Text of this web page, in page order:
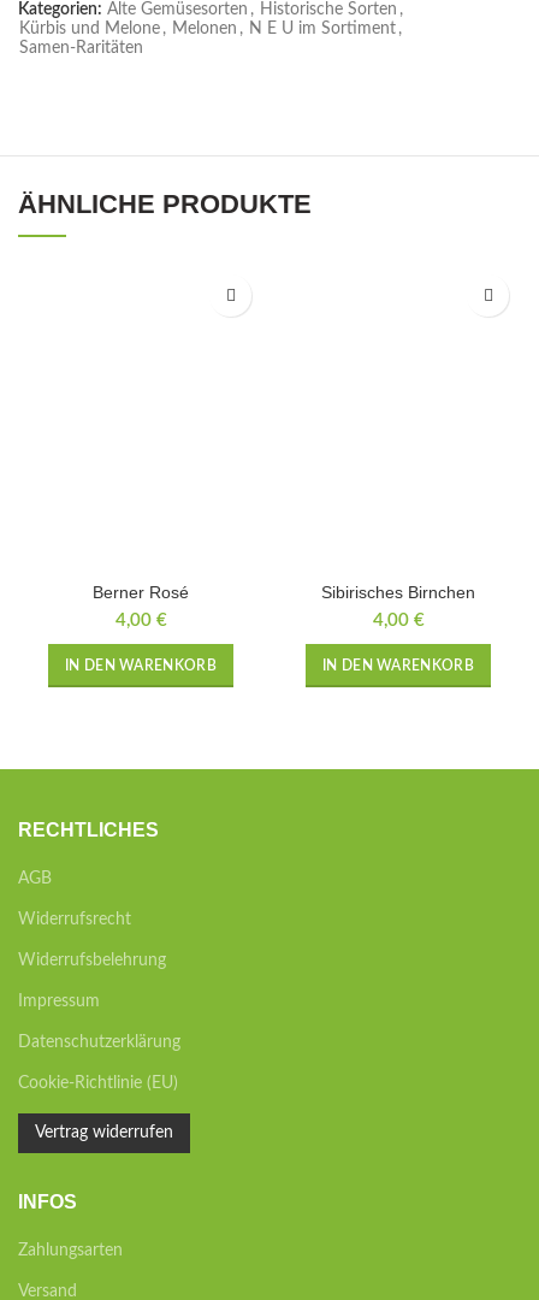
Kategorien: Alte Gemüsesorten , Historische Sorten ,
Kürbis und Melone , Melonen , N E U im Sortiment ,
Samen-Raritäten
ÄHNLICHE PRODUKTE
Berner Rosé
4,00 €
IN DEN WARENKORB
Sibirisches Birnchen
4,00 €
IN DEN WARENKORB
RECHTLICHES
AGB
Widerrufsrecht
Widerrufsbelehrung
Impressum
Datenschutzerklärung
Cookie-Richtlinie (EU)
Vertrag widerrufen
INFOS
Zahlungsarten
Versand